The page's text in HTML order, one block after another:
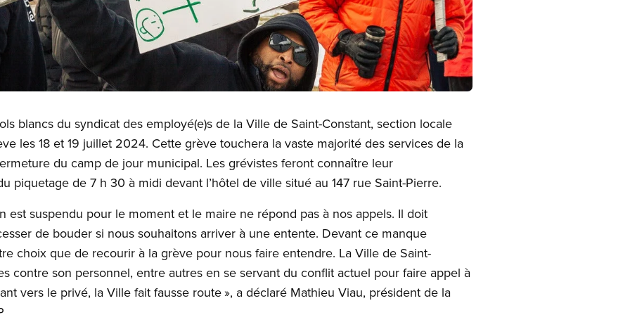
blancs du syndicat des employé(e)s de la Ville de Saint-Constant, section locale
les 18 et 19 juillet 2024. Cette grève touchera la vaste majorité des services de la
du camp de jour municipal. Les grévistes feront connaître leur
piquetage de 7 h 30 à midi devant l’hôtel de ville situé au 147 rue Saint-Pierre.
est suspendu pour le moment et le maire ne répond pas à nos appels. Il doit
de bouder si nous souhaitons arriver à une entente. Devant ce manque
choix que de recourir à la grève pour nous faire entendre. La Ville de Saint-
contre son personnel, entre autres en se servant du conflit actuel pour faire appel à
vers le privé, la Ville fait fausse route », a déclaré Mathieu Viau, président de la